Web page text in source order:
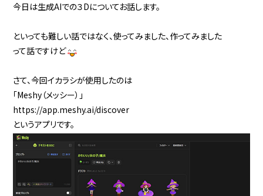
今日は生成AIでの３Dについてお話します。
といっても難しい話ではなく、使ってみました、作ってみました
って話ですけど
さて、今回イカラシが使用したのは
「Meshy（メッシー）」
https://app.meshy.ai/discover
というアプリです。